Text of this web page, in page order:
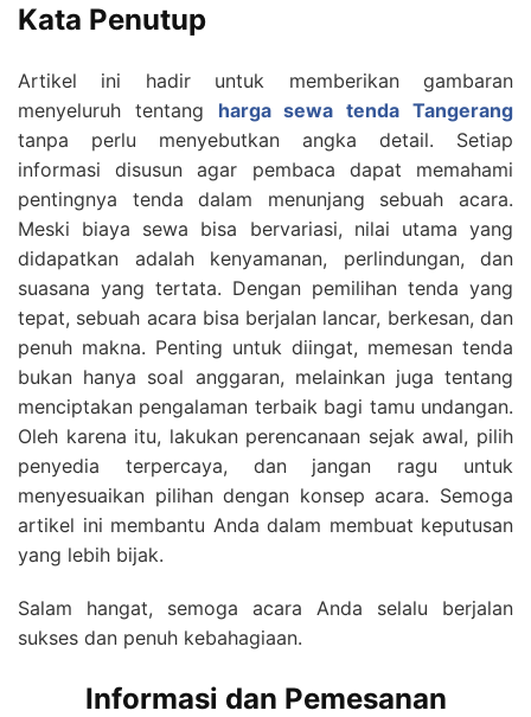
Kata Penutup
Artikel ini hadir untuk memberikan gambaran
menyeluruh tentang harga sewa tenda Tangerang
tanpa perlu menyebutkan angka detail. Setiap
informasi disusun agar pembaca dapat memahami
pentingnya tenda dalam menunjang sebuah acara.
Meski biaya sewa bisa bervariasi, nilai utama yang
didapatkan adalah kenyamanan, perlindungan, dan
suasana yang tertata. Dengan pemilihan tenda yang
tepat, sebuah acara bisa berjalan lancar, berkesan, dan
penuh makna. Penting untuk diingat, memesan tenda
bukan hanya soal anggaran, melainkan juga tentang
menciptakan pengalaman terbaik bagi tamu undangan.
Oleh karena itu, lakukan perencanaan sejak awal, pilih
penyedia terpercaya, dan jangan ragu untuk
menyesuaikan pilihan dengan konsep acara. Semoga
artikel ini membantu Anda dalam membuat keputusan
yang lebih bijak.
Salam hangat, semoga acara Anda selalu berjalan
sukses dan penuh kebahagiaan.
Informasi dan Pemesanan